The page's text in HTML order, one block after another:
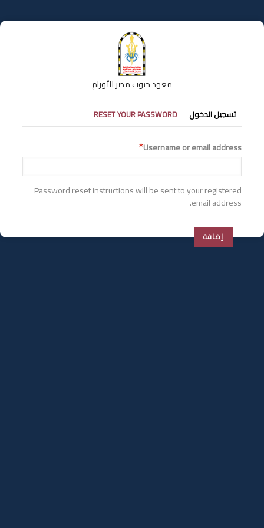
إلى
المحتوى
معهد جنوب مصر للأورام
التبويبات
الأساسية
تسجيل الدخول RESET YOUR PASSWORD
Username or email address
Password reset instructions will be sent to your registered
email address.